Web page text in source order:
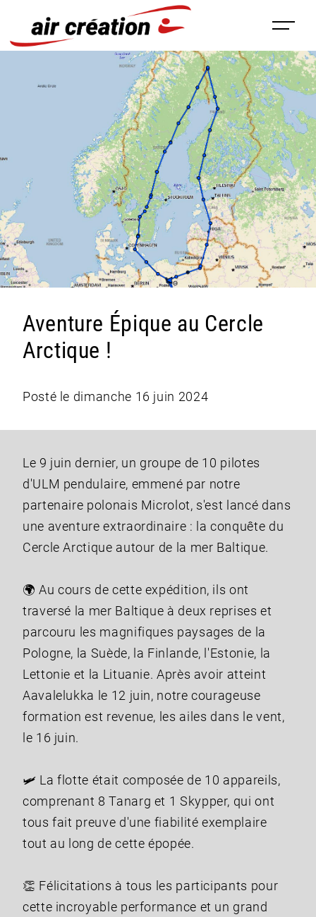
Aventure Épique au Cercle
Arctique !
Posté le dimanche 16 juin 2024
Le 9 juin dernier, un groupe de 10 pilotes
d'ULM pendulaire, emmené par notre
partenaire polonais Microlot, s'est lancé dans
une aventure extraordinaire : la conquête du
Cercle Arctique autour de la mer Baltique.
🌍 Au cours de cette expédition, ils ont
traversé la mer Baltique à deux reprises et
parcouru les magnifiques paysages de la
Pologne, la Suède, la Finlande, l'Estonie, la
Lettonie et la Lituanie. Après avoir atteint
Aavalelukka le 12 juin, notre courageuse
formation est revenue, les ailes dans le vent,
le 16 juin.
🛩️ La flotte était composée de 10 appareils,
comprenant 8 Tanarg et 1 Skypper, qui ont
tous fait preuve d'une fiabilité exemplaire
tout au long de cette épopée.
👏 Félicitations à tous les participants pour
cette incroyable performance et un grand
Panneau de gestion des cookies